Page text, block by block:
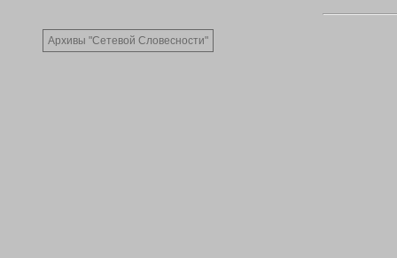
Архивы "Сетевой Словесности"